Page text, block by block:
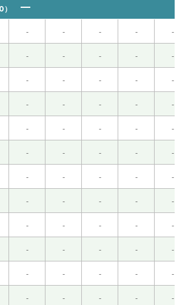
见。
课见。
，这太好了。
“借钱见人心，还钱见人品”这句
算用一用。下节课见！( 50代 男性 )
我学习汉语。今年三月末我离职
找到新的工作。五月美国的工作人
问。但是我们还没有面试。然后八
老金。哈哈哈😅下次见~
欢买东西。我哥哥也一样但喜欢的
东西。还有他很知道质量好的产
西。下次见吧。
我非常开心。谢谢老师，下次见！(
- - - - -
- - - - -
- - - - -
- - - - -
- - - - -
- - - - -
- - - - -
- - - - -
- - - - -
- - - - -
- - - - -
- - - - -